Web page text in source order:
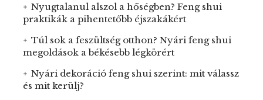
Nyugtalanul alszol a hőségben? Feng shui
praktikák a pihentetőbb éjszakákért
Túl sok a feszültség otthon? Nyári feng shui
megoldások a békésebb légkörért
Nyári dekoráció feng shui szerint: mit válassz
és mit kerülj?